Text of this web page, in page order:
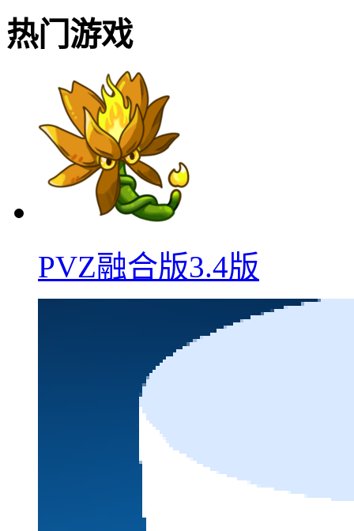
热门游戏
PVZ融合版3.4版